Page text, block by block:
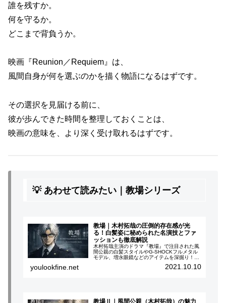
誰を残すか。
何を守るか。
どこまで背負うか。
映画『Reunion／Requiem』は、
風間自身が何を選ぶのかを描く物語になるはずです。
その選択を見届ける前に、
彼が歩んできた時間を整理しておくことは、
映画の意味を、より深く受け取れるはずです。
💡 あわせて読みたい｜教場シリーズ
教場｜木村拓哉の圧倒的存在感が光
る！白髪姿に秘められた名演技とファ
ッションも徹底解説
木村拓哉主演のドラマ『教場』で注目された風
間公親の白髪スタイルやG-SHOCKフルメタル
モデル、増永眼鏡などのアイテムを深掘り！ド
ラマの裏話やファッションにも注目。
youlookfine.net 2021.10.10